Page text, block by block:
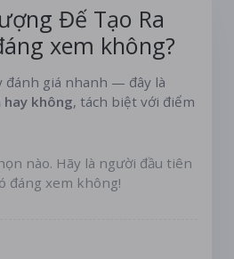
Đế Tạo Ra
xem không?
đánh giá nhanh — đây là
hay không, tách biệt với điểm
nào. Hãy là người đầu tiên
đáng xem không!